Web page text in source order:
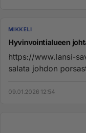
MIKKELI
Hyvinvointialueen
https://www.lansi-
salata johdon
09.01.2026 12:54